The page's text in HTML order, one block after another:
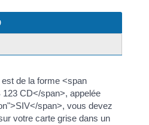
de la forme <span
CD</span>, appelée
span>, vous devez
votre carte grise dans un